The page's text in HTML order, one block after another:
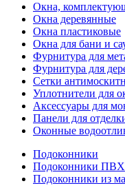
Окна,
Окна деревянные
Окна пластиковые
Окна для бани и
Фурнитура для
Фурнитура для
Сетки
Уплотнители для
Аксессуары для
Панели для
Оконные
Подоконники
Подоконники ПВХ
Подоконники из